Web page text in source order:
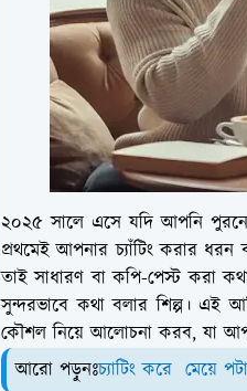
২০২৫ সালে এসে যদি আপনি
প্রথমেই আপনার চ্যাঁটিং করার ধরন
তাই সাধারণ বা কপি-পেস্ট করা
সুন্দরভাবে কথা বলার শিল্প। এই
কৌশল নিয়ে আলোচনা করব, যা
আরো পড়ুনঃচ্যাটিং করে মেয়ে